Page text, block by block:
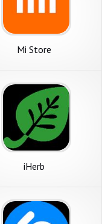
Mi Store
iHerb